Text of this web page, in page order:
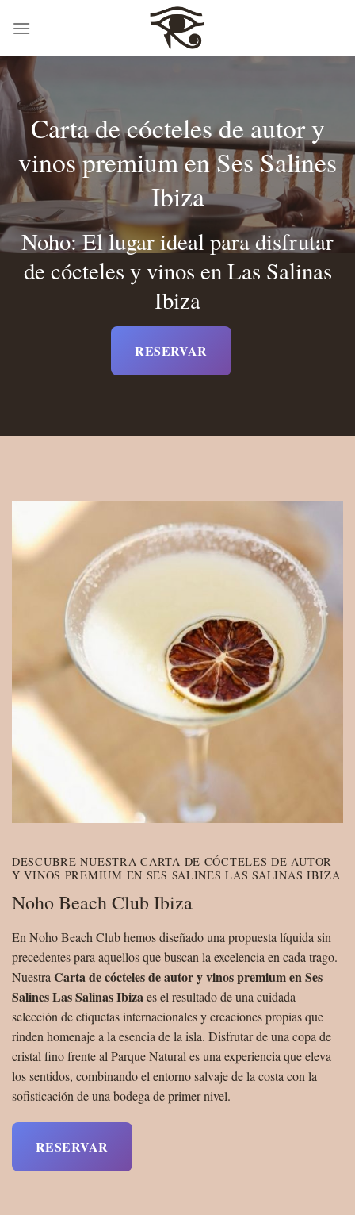
Carta de cócteles de autor y
vinos premium en Ses Salines
Ibiza
Noho: El lugar ideal para disfrutar
de cócteles y vinos en Las Salinas
Ibiza
RESERVAR
DESCUBRE NUESTRA CARTA DE CÓCTELES DE AUTOR
Y VINOS PREMIUM EN SES SALINES LAS SALINAS IBIZA
Noho Beach Club Ibiza
En Noho Beach Club hemos diseñado una propuesta líquida sin
precedentes para aquellos que buscan la excelencia en cada trago.
NuestraCarta de cócteles de autor y vinos premium en Ses
Salines Las Salinas Ibizaes el resultado de una cuidada
selección de etiquetas internacionales y creaciones propias que
rinden homenaje a la esencia de la isla. Disfrutar de una copa de
cristal fino frente al Parque Natural es una experiencia que eleva
los sentidos, combinando el entorno salvaje de la costa con la
sofisticación de una bodega de primer nivel.
RESERVAR